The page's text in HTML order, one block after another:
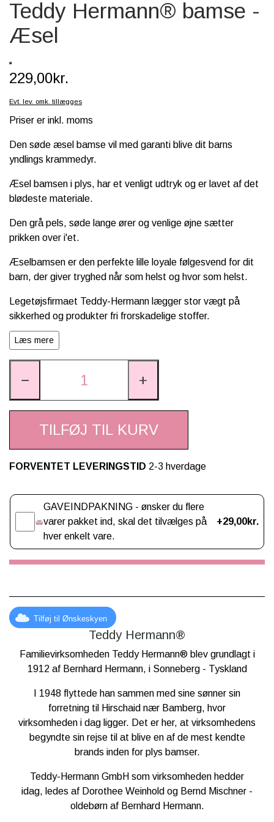
SCHLEICH® HEST & TILBEHØR
Teddy Hermann® bamse -
Æsel
229,00kr.
Evt. lev. omk. tillægges
Priser er inkl. moms
Den søde æsel bamse vil med garanti blive dit barns
yndlings krammedyr.
Æsel bamsen i plys, har et venligt udtryk og er lavet af det
blødeste materiale.
Den grå pels, søde lange ører og venlige øjne sætter
prikken over i'et.
Æselbamsen er den perfekte lille loyale følgesvend for dit
barn, der giver tryghed når som helst og hvor som helst.
Legetøjsfirmaet Teddy-Hermann lægger stor vægt på
sikkerhed og produkter fri frorskadelige stoffer.
Alle deres plys bamser gennemgår strenge produkttest og
omdrejninger
Ydremateriale: 50% akryl, 50% polyester
Fyld: 100% polyester vat
CE-Godkendt
Læs mere
− +
TILFØJ TIL KURV
FORVENTET LEVERINGSTID 2-3 hverdage
GAVEINDPAKNING - ønsker du flere
varer pakket ind, skal det tilvælges på
hver enkelt vare.
+29,00kr.
Tilføj til Ønskeskyen
Teddy Hermann®
Familievirksomheden Teddy Hermann® blev grundlagt i
1912 af Bernhard Hermann, i Sonneberg - Tyskland
I 1948 flyttede han sammen med sine sønner sin
forretning til Hirschaid nær Bamberg, hvor
virksomheden i dag ligger. Det er her, at virksomhedens
begyndte sin rejse til at blive en af ​​de mest kendte
brands inden for plys bamser.
Teddy-Hermann GmbH som virksomheden hedder
idag, ledes af Dorothee Weinhold og Bernd Mischner -
oldebørn af Bernhard Hermann.